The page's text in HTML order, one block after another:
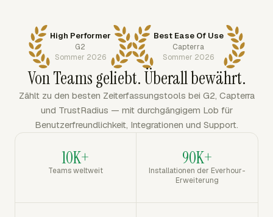
High Performer
G2
Sommer 2026
Best Ease Of Use
Capterra
Sommer 2026
Von Teams geliebt. Überall bewährt.
Zählt zu den besten Zeiterfassungstools bei G2, Capterra
und TrustRadius — mit durchgängigem Lob für
Benutzerfreundlichkeit, Integrationen und Support.
10K+
Teams weltweit
90K+
Installationen der Everhour-
Erweiterung